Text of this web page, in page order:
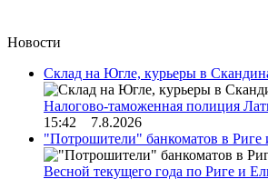
Новости
Склад на Югле, курьеры в
Налогово-таможенная полиция
15:42 7.8.2026
"Потрошители" банкоматов в Риге
Весной текущего года по Риге и